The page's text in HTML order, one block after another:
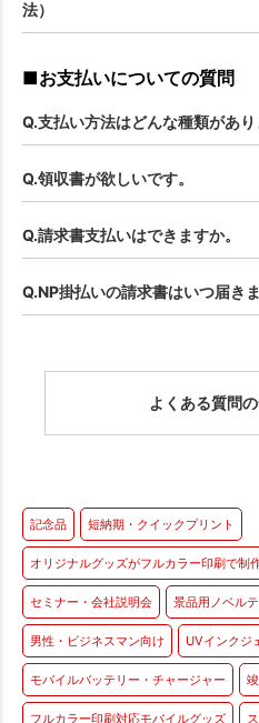
法）
■お支払いについての質問
Q.支払い方法はどんな種類があり
Q.領収書が欲しいです。
Q.請求書支払いはできますか。
Q.NP掛払いの請求書はいつ届きま
よくある質問
記念品 短納期・クイックプリント
オリジナルグッズがフルカラー印刷で制
セミナー・会社説明会 景品用ノベル
男性・ビジネスマン向け UVインクジ
モバイルバッテリー・チャージャー
フルカラー印刷対応モバイルグッズ